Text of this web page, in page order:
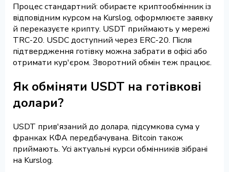
Процес стандартний: обираєте криптообмінник із
відповідним курсом на Kurslog, оформлюєте заявку
й переказуєте крипту. USDT приймають у мережі
TRC-20. USDC доступний через ERC-20. Після
підтвердження готівку можна забрати в офісі або
отримати кур'єром. Зворотний обмін теж працює.
Як обміняти USDT на готівкові
долари?
USDT прив'язаний до долара, підсумкова сума у
франках КФА передбачувана. Bitcoin також
приймають. Усі актуальні курси обмінників зібрані
на Kurslog.